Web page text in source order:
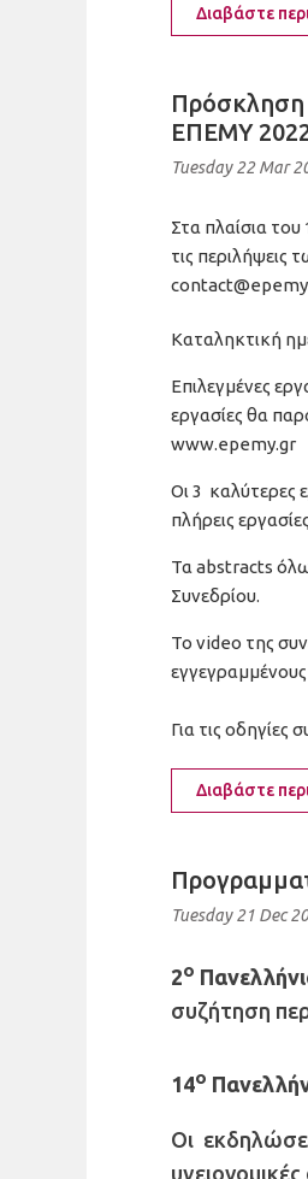
Διαβάστε
Πρόσκληση
ΕΠΕΜΥ
Tuesday 22 Mar
Στα πλαίσια του
τις περιλήψεις
Καταληκτική
Επιλεγμένες
εργασίες θα
www.epemy.gr
Οι 3 καλύτερες
πλήρεις
Τα abstracts
Συνεδρίου.
Το video της
Για τις
Διαβάστε
Tuesday 21 Dec
2ο
συζήτηση
14ο
Οι